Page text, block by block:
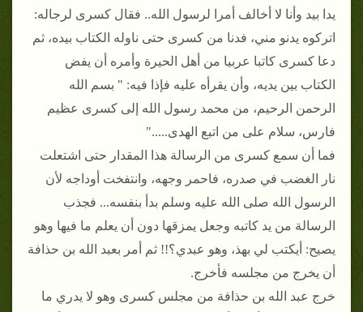
يدا بيد وأنا لا أخالف أمرا لرسول الله.. فقال كسرى لرجاله:
اتركوه يدنو مني، فدنا من كسرى حتى ناوله الكتاب بيده، ثم
دعا كسرى كاتبا عربيا من أهل الحيرة وأمره أن يفض
الكتاب بين يديه، وأن يقرأه عليه فإذا فيه: " بسم الله
الرحمن الرحيم، من محمد رسول الله إلى كسرى عظيم
فارس، سلام على من اتبع الهدى....."
فما أن سمع كسرى من الرسالة هذا المقدار حتى اشتعلت
نار الغضب في صدره، فاحمر وجهه، وانتفخت أوداجه لأن
الرسول الله صلى الله عليه وسلم بدأ بنفسه... فجذب
الرسالة من يد كاتبه وجعل يمزقها دون أن يعلم ما فيها وهو
يصيح: أيكتب لي بهذ، وهو عبدي؟!! ثم أمر بعبد الله بن حذافة
أن يخرج من مجلسه فأخرج.
خرج عبد الله بن حذافة من مجلس كسرى وهو لا يدري ما